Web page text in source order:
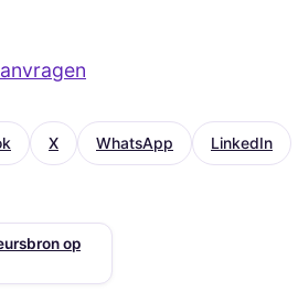
X WhatsApp LinkedIn
op